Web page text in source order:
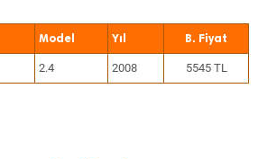
Model Yıl
2.4 2008 5545 TL